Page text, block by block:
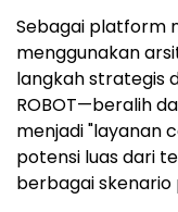
Sebagai platform
menggunakan
langkah strategis
ROBOT—beralih
menjadi "layanan
potensi luas dari
berbagai skenario